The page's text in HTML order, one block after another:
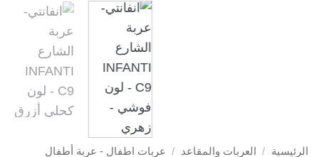
الرئيسية / العربات والمقاعد / عربات اطفال - عربة أطفال